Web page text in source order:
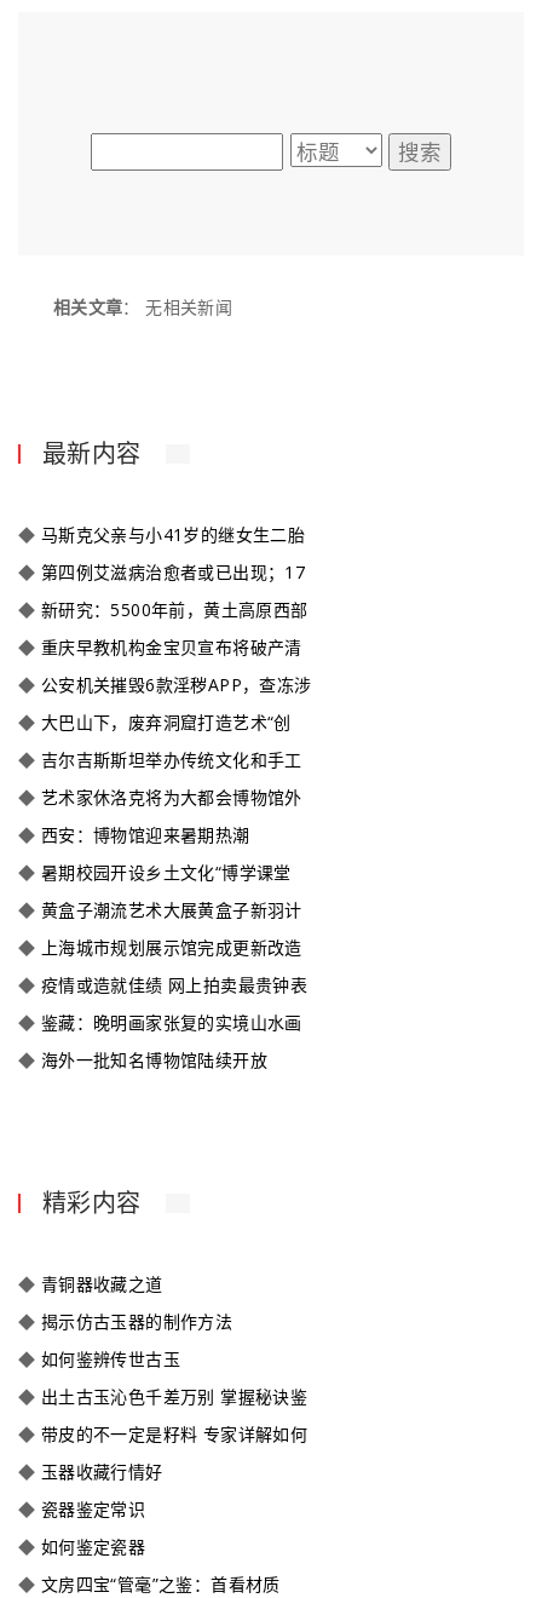
相关文章： 无相关新闻
最新内容
◆ 马斯克父亲与小41岁的继女生二胎
◆ 第四例艾滋病治愈者或已出现；17
◆ 新研究：5500年前，黄土高原西部
◆ 重庆早教机构金宝贝宣布将破产清
◆ 公安机关摧毁6款淫秽APP，查冻涉
◆ 大巴山下，废弃洞窟打造艺术“创
◆ 吉尔吉斯斯坦举办传统文化和手工
◆ 艺术家休洛克将为大都会博物馆外
◆ 西安：博物馆迎来暑期热潮
◆ 暑期校园开设乡土文化“博学课堂
◆ 黄盒子潮流艺术大展黄盒子新羽计
◆ 上海城市规划展示馆完成更新改造
◆ 疫情或造就佳绩 网上拍卖最贵钟表
◆ 鉴藏：晚明画家张复的实境山水画
◆ 海外一批知名博物馆陆续开放
精彩内容
◆ 青铜器收藏之道
◆ 揭示仿古玉器的制作方法
◆ 如何鉴辨传世古玉
◆ 出土古玉沁色千差万别 掌握秘诀鉴
◆ 带皮的不一定是籽料 专家详解如何
◆ 玉器收藏行情好
◆ 瓷器鉴定常识
◆ 如何鉴定瓷器
◆ 文房四宝“管毫”之鉴：首看材质